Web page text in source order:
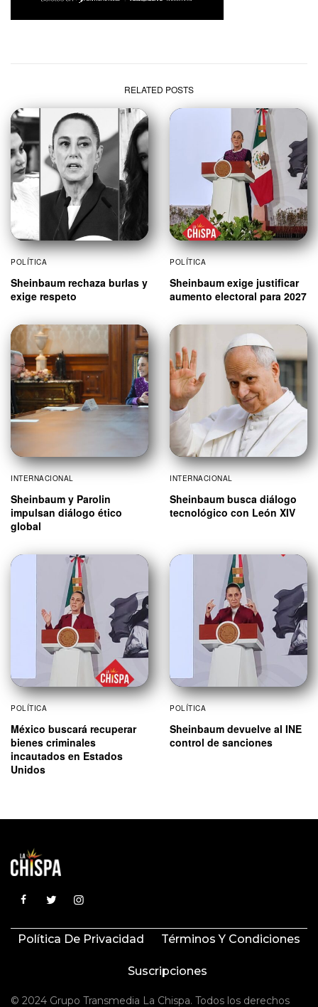
RELATED POSTS
POLÍTICA
Sheinbaum rechaza burlas y
exige respeto
POLÍTICA
Sheinbaum exige justificar
aumento electoral para 2027
INTERNACIONAL
Sheinbaum y Parolin
impulsan diálogo ético
global
INTERNACIONAL
Sheinbaum busca diálogo
tecnológico con León XIV
POLÍTICA
México buscará recuperar
bienes criminales
incautados en Estados
Unidos
POLÍTICA
Sheinbaum devuelve al INE
control de sanciones
Política De Privacidad Términos Y Condiciones
Suscripciones
© 2024 Grupo Transmedia La Chispa. Todos los derechos